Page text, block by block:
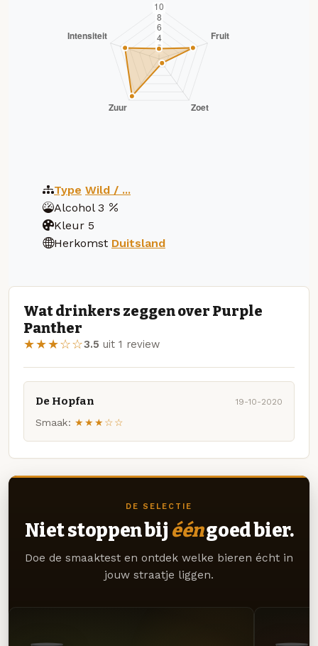
Type Wild / ...
Alcohol 3
Kleur 5
Herkomst Duitsland
Wat drinkers zeggen over Purple
Panther
★★★☆☆3.5 uit 1 review
De Hopfan 19-10-2020
Smaak: ★★★☆☆
DE SELECTIE
Niet stoppen bij ééngoed bier.
Doe de smaaktest en ontdek welke bieren écht in
jouw straatje liggen.